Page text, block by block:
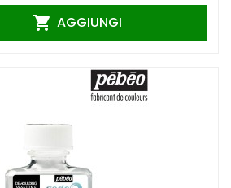
 AGGIUNGI